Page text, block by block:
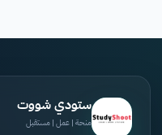
ستودي شووت
منحة | عمل | مستقبل